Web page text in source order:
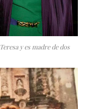
y es madre de dos